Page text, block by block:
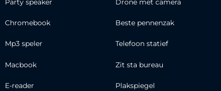
Party speaker
Chromebook
Mp3 speler
Macbook
E-reader
Drone met camera
Beste pennenzak
Telefoon statief
Zit sta bureau
Plakspiegel